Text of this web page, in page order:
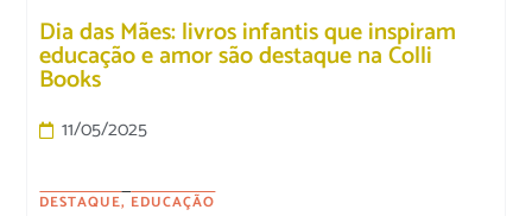
Dia das Mães: livros infantis que inspiram
educação e amor são destaque na Colli
Books
11/05/2025
DESTAQUE, EDUCAÇÃO